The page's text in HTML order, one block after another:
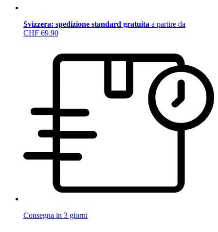
Svizzera: spedizione standard gratuita a partire da
CHF 69.90
Consegna in 3 giorni